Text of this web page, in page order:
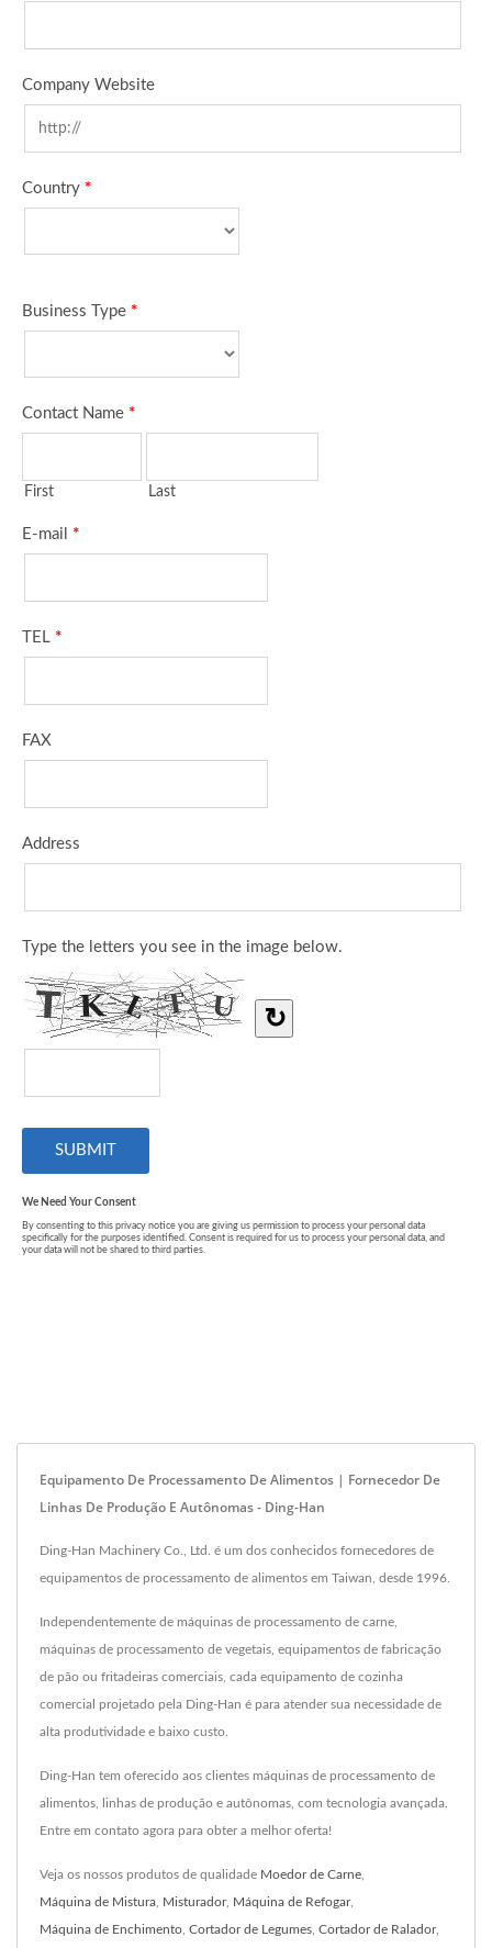
Equipamento De Processamento De Alimentos | Fornecedor De
Linhas De Produção E Autônomas - Ding-Han
Ding-Han Machinery Co., Ltd. é um dos conhecidos fornecedores de
equipamentos de processamento de alimentos em Taiwan, desde 1996.
Independentemente de máquinas de processamento de carne,
máquinas de processamento de vegetais, equipamentos de fabricação
de pão ou fritadeiras comerciais, cada equipamento de cozinha
comercial projetado pela Ding-Han é para atender sua necessidade de
alta produtividade e baixo custo.
Ding-Han tem oferecido aos clientes máquinas de processamento de
alimentos, linhas de produção e autônomas, com tecnologia avançada.
Entre em contato agora para obter a melhor oferta!
Veja os nossos produtos de qualidade Moedor de Carne
Máquina de Mistura Misturador, Máquina de Refogar,
Máquina de Enchimento Cortador de Legumes Cortador de Ralador,